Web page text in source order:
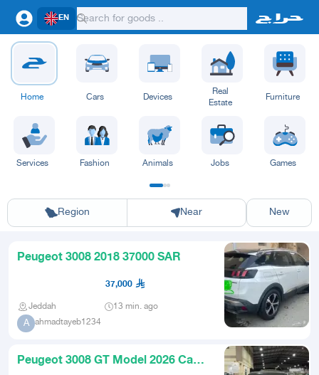
EN
Home Cars Devices
Real
Estate
Furniture
Services Fashion Animals Jobs Games
Region
Riyadh Eastern Region Yanbu Hafar Al Batin Madinah
Near New
Peugeot 3008 2018 37000 SAR
37,000
Jeddah 13 min. ago
A ahmadtayeb1234
Peugeot 3008 GT Model 2026 Cash